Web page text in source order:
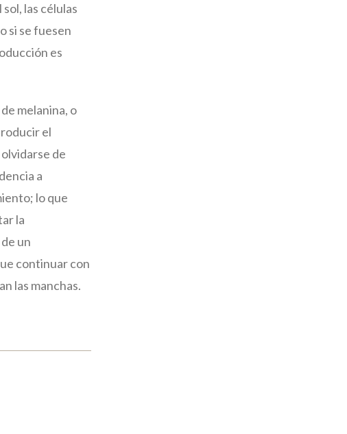
las células
si se fuesen
es
melanina, o
el
de
a
lo que
la
un
continuar con
las manchas.